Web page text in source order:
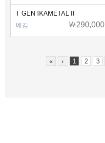
T GEN IKAMETAL II
에깅
￦290,000
« ‹ 1 2 3